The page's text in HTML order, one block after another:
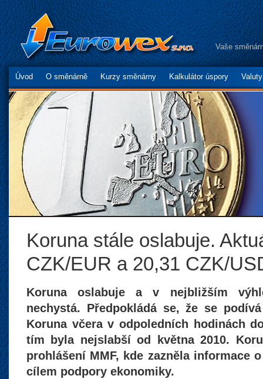
Vaše
Úvod O směnárně Kurzy směnárny Kalkulátor úspory
Koruna stále oslabuje.
CZK/EUR a 20,31 CZK/
Koruna oslabuje a v nejbližším
nechystá. Předpokládá se, že se
Koruna včera v odpoledních hodinách
tím byla nejslabší od května 2010.
prohlášení MMF, kde zazněla informace
cílem podpory ekonomiky.